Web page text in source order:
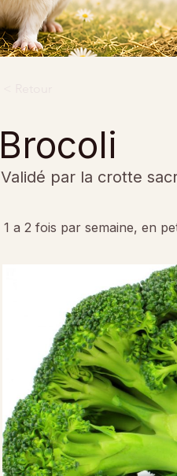
Validé par la crotte
Brocoli
1 a 2 fois par semaine, en